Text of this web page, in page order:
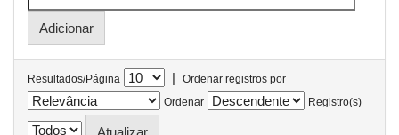
Resultados/Página |
Ordenar registros por
Ordenar
Registro(s)